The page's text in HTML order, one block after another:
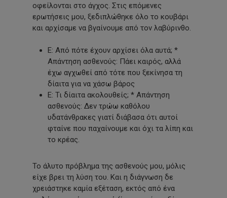
οφείλονται στο άγχος. Στις επόμενες
ερωτήσεις μου, ξεδιπλώθηκε όλο το κουβάρι
και αρχίσαμε να βγαίνουμε από τον λαβύρινθο.
Ε: Από πότε έχουν αρχίσει όλα αυτά; *
Απάντηση ασθενούς: Πάει καιρός, αλλά
έχω αγχωθεί από τότε που ξεκίνησα τη
δίαιτα για να χάσω βάρος
Ε: Τι δίαιτα ακολουθείς; * Απάντηση
ασθενούς: Δεν τρώω καθόλου
υδατάνθρακες γιατί διάβασα ότι αυτοί
φταίνε που παχαίνουμε και όχι τα λίπη και
το κρέας.
Το άλυτο πρόβλημα της ασθενούς μου, μόλις
είχε βρει τη λύση του. Και η διάγνωση δε
χρειάστηκε καμία εξέταση, εκτός από ένα